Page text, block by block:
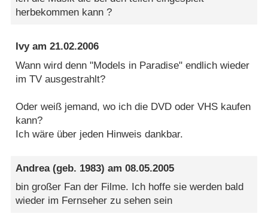
herbekommen kann ?
Ivyam21.02.2006
Wann wird denn "Models in Paradise" endlich wieder
im TV ausgestrahlt?
Oder weiß jemand, wo ich die DVD oder VHS kaufen
kann?
Ich wäre über jeden Hinweis dankbar.
Andrea(geb. 1983) am08.05.2005
bin großer Fan der Filme. Ich hoffe sie werden bald
wieder im Fernseher zu sehen sein